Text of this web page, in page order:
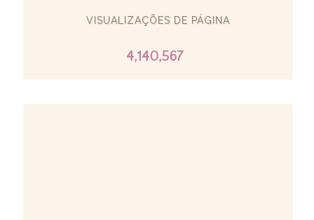
VISUALIZAÇÕES DE PÁGINA
4,140,567